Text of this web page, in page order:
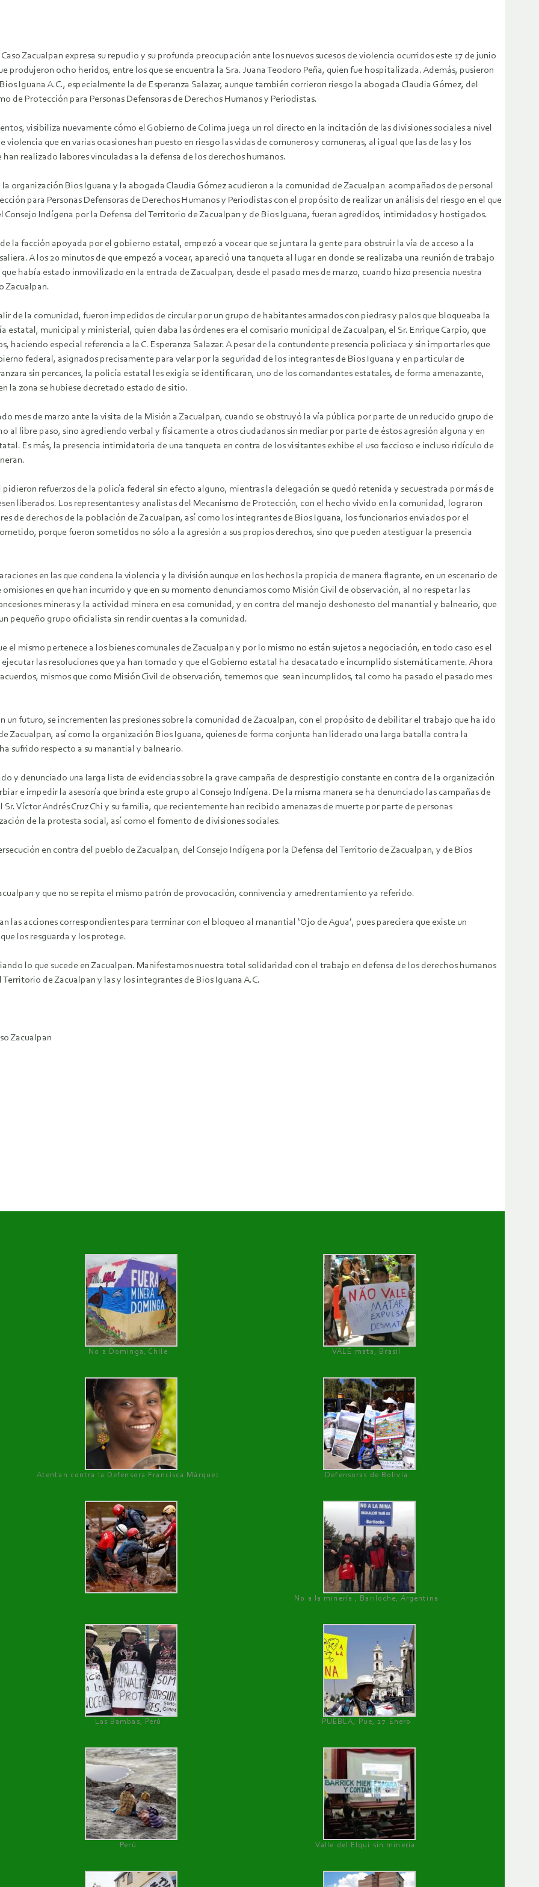
Zacualpan expresa su repudio y su profunda preocupación ante los nuevos sucesos de violencia ocurridos este 17 de junio
produjeron ocho heridos, entre los que se encuentra la Sra. Juana Teodoro Peña, quien fue hospitalizada. Además, pusieron
Iguana A.C., especialmente la de Esperanza Salazar, aunque también corrieron riesgo la abogada Claudia Gómez, del
de Protección para Personas Defensoras de Derechos Humanos y Periodistas.
visibiliza nuevamente cómo el Gobierno de Colima juega un rol directo en la incitación de las divisiones sociales a nivel
que en varias ocasiones han puesto en riesgo las vidas de comuneros y comuneras, al igual que las de las y los
realizado labores vinculadas a la defensa de los derechos humanos.
organización Bios Iguana y la abogada Claudia Gómez acudieron a la comunidad de Zacualpan acompañados de personal
para Personas Defensoras de Derechos Humanos y Periodistas con el propósito de realizar un análisis del riesgo en el que
Consejo Indígena por la Defensa del Territorio de Zacualpan y de Bios Iguana, fueran agredidos, intimidados y hostigados.
la facción apoyada por el gobierno estatal, empezó a vocear que se juntara la gente para obstruir la vía de acceso a la
A los 20 minutos de que empezó a vocear, apareció una tanqueta al lugar en donde se realizaba una reunión de trabajo
había estado inmovilizado en la entrada de Zacualpan, desde el pasado mes de marzo, cuando hizo presencia nuestra
Zacualpan.
de la comunidad, fueron impedidos de circular por un grupo de habitantes armados con piedras y palos que bloqueaba la
estatal, municipal y ministerial, quien daba las órdenes era el comisario municipal de Zacualpan, el Sr. Enrique Carpio, que
haciendo especial referencia a la C. Esperanza Salazar. A pesar de la contundente presencia policiaca y sin importarles que
federal, asignados precisamente para velar por la seguridad de los integrantes de Bios Iguana y en particular de
sin percances, la policía estatal les exigía se identificaran, uno de los comandantes estatales, de forma amenazante,
la zona se hubiese decretado estado de sitio.
mes de marzo ante la visita de la Misión a Zacualpan, cuando se obstruyó la vía pública por parte de un reducido grupo de
al libre paso, sino agrediendo verbal y físicamente a otros ciudadanos sin mediar por parte de éstos agresión alguna y en
Es más, la presencia intimidatoria de una tanqueta en contra de los visitantes exhibe el uso faccioso e incluso ridículo de
refuerzos de la policía federal sin efecto alguno, mientras la delegación se quedó retenida y secuestrada por más de
liberados. Los representantes y analistas del Mecanismo de Protección, con el hecho vivido en la comunidad, lograron
de derechos de la población de Zacualpan, así como los integrantes de Bios Iguana, los funcionarios enviados por el
porque fueron sometidos no sólo a la agresión a sus propios derechos, sino que pueden atestiguar la presencia
en las que condena la violencia y la división aunque en los hechos la propicia de manera flagrante, en un escenario de
en que han incurrido y que en su momento denunciamos como Misión Civil de observación, al no respetar las
mineras y la actividad minera en esa comunidad, y en contra del manejo deshonesto del manantial y balneario, que
pequeño grupo oficialista sin rendir cuentas a la comunidad.
el mismo pertenece a los bienes comunales de Zacualpan y por lo mismo no están sujetos a negociación, en todo caso es el
las resoluciones que ya han tomado y que el Gobierno estatal ha desacatado e incumplido sistemáticamente. Ahora
mismos que como Misión Civil de observación, tememos que sean incumplidos, tal como ha pasado el pasado mes
un futuro, se incrementen las presiones sobre la comunidad de Zacualpan, con el propósito de debilitar el trabajo que ha ido
Zacualpan, así como la organización Bios Iguana, quienes de forma conjunta han liderado una larga batalla contra la
sufrido respecto a su manantial y balneario.
y denunciado una larga lista de evidencias sobre la grave campaña de desprestigio constante en contra de la organización
e impedir la asesoría que brinda este grupo al Consejo Indígena. De la misma manera se ha denunciado las campañas de
Víctor Andrés Cruz Chi y su familia, que recientemente han recibido amenazas de muerte por parte de personas
de la protesta social, así como el fomento de divisiones sociales.
en contra del pueblo de Zacualpan, del Consejo Indígena por la Defensa del Territorio de Zacualpan, y de Bios
y que no se repita el mismo patrón de provocación, connivencia y amedrentamiento ya referido.
las acciones correspondientes para terminar con el bloqueo al manantial ‘Ojo de Agua’, pues pareciera que existe un
los resguarda y los protege.
lo que sucede en Zacualpan. Manifestamos nuestra total solidaridad con el trabajo en defensa de los derechos humanos
de Zacualpan y las y los integrantes de Bios Iguana A.C.
Zacualpan
No a Dominga, Chile
VALE mata, Brasil
Atentan contra la Defensora Francisca Márquez Defensoras de Bolivia
No a la minería , Bariloche, Argentina
Las Bambas, Perú PUEBLA, Pue, 27 Enero
Perú Valle del Elqui sin minería.